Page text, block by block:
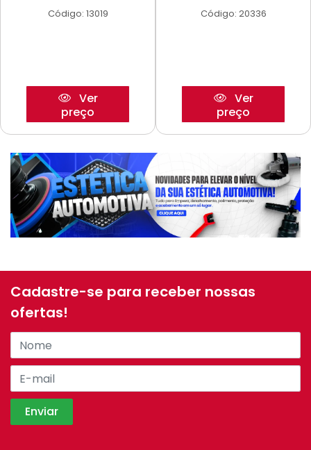
Código: 13019
Ver
preço
Código: 20336
Ver
preço
Cadastre-se para receber nossas
ofertas!